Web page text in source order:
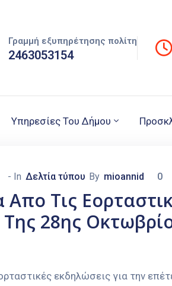
Γραμμή εξυπηρέτησης πολίτη
2463053154
Υπηρεσίες Του Δήμου
- In Δελτία τύπου By mioannid 0
Απο Τις
Της 28ης
εκδηλώσεις για την